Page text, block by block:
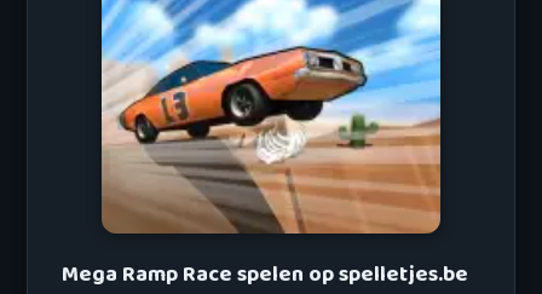
Mega Ramp Race spelen op spelletjes.be